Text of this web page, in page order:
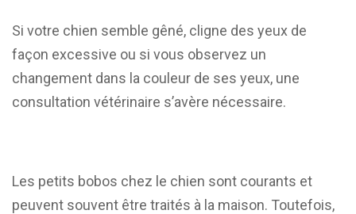
Si votre chien semble gêné, cligne des yeux de
façon excessive ou si vous observez un
changement dans la couleur de ses yeux, une
consultation vétérinaire s’avère nécessaire.
Les petits bobos chez le chien sont courants et
peuvent souvent être traités à la maison. Toutefois,